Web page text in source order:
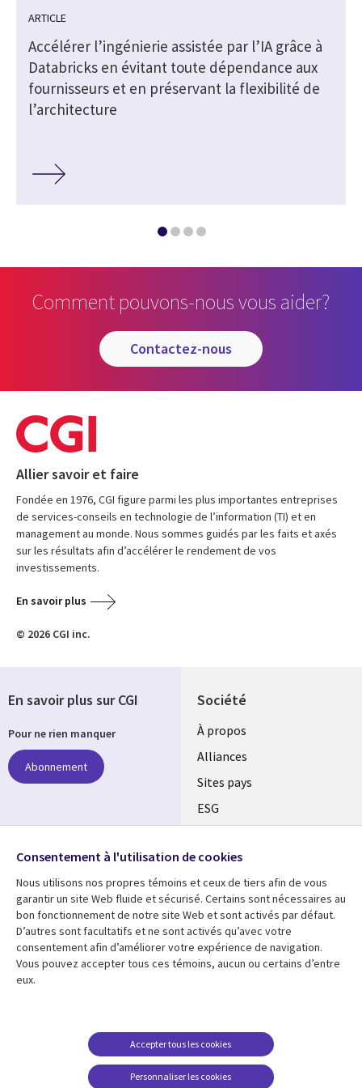
ARTICLE
Accélérer l’ingénierie assistée par l’IA grâce à
Databricks en évitant toute dépendance aux
fournisseurs et en préservant la flexibilité de
l’architecture
Comment pouvons-nous vous aider?
contactez-nous
Allier savoir et faire
Fondée en 1976, CGI figure parmi les plus importantes entreprises
de services-conseils en technologie de l’information (TI) et en
management au monde. Nous sommes guidés par les faits et axés
sur les résultats afin d’accélérer le rendement de vos
investissements.
En savoir plus
© 2026 CGI inc.
Société
À propos
Alliances
Sites pays
ESG
Fusions
Salle de presse
Ressources
Articles
Études de cas
Support
Restrictions et
conditions juridiques
Carrières FAQ
En savoir plus sur CGI
Pour ne rien manquer
Abonnement
Suivez-nous
Social
Media
Global
FR
Consentement à l'utilisation de cookies
Nous utilisons nos propres témoins et ceux de tiers afin de vous
garantir un site Web fluide et sécurisé. Certains sont nécessaires au
bon fonctionnement de notre site Web et sont activés par défaut.
D’autres sont facultatifs et ne sont activés qu’avec votre
consentement afin d’améliorer votre expérience de navigation.
Vous pouvez accepter tous ces témoins, aucun ou certains d’entre
eux.
Personnaliser les cookies
Accepter tous les cookies